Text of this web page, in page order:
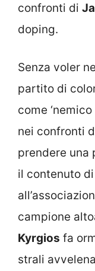
confronti di
doping.
Senza voler
partito di
come
nei confronti
prendere una
il contenuto
campione
Kyrgios fa
strali